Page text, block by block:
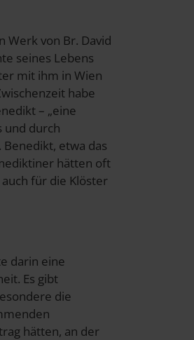
Werk von Br. David
seines Lebens
mit ihm in Wien
habe
– „eine
und durch
Benedikt, etwa das
hätten oft
für die Klöster
darin eine
Es gibt
die
hätten, an der